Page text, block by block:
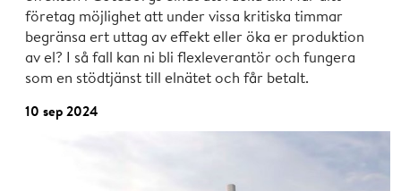
företag möjlighet att under vissa kritiska timmar
begränsa ert uttag av effekt eller öka er produktion
av el? I så fall kan ni bli flexleverantör och fungera
som en stödtjänst till elnätet och får betalt.
10 sep 2024